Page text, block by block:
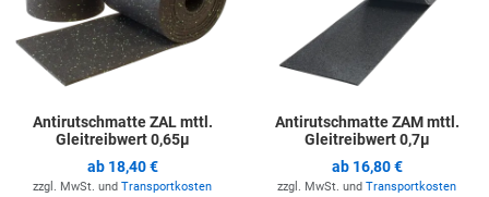
Antirutschmatte ZAL mttl.
Gleitreibwert 0,65µ
ab 18,40 €
zzgl. MwSt. und Transportkosten
Antirutschmatte ZAM mttl.
Gleitreibwert 0,7µ
ab 16,80 €
zzgl. MwSt. und Transportkosten